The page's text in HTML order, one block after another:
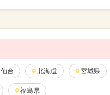
仙台 北海道 宮城県
福島県